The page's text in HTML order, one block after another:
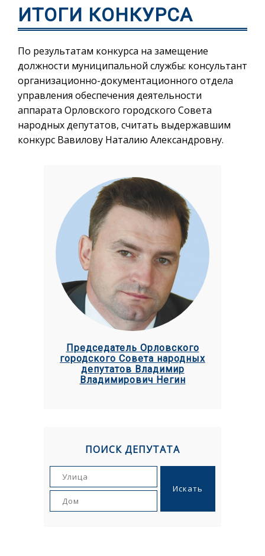
ИТОГИ КОНКУРСА
По результатам конкурса на замещение
должности муниципальной службы: консультант
организационно-документационного отдела
управления обеспечения деятельности
аппарата Орловского городского Совета
народных депутатов, считать выдержавшим
конкурс Вавилову Наталию Александровну.
Председатель Орловского
городского Совета народных
депутатов Владимир
Владимирович Негин
ПОИСК ДЕПУТАТА